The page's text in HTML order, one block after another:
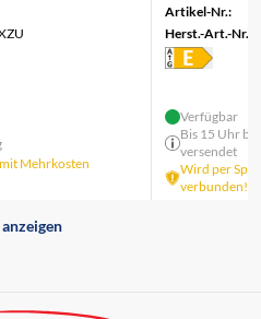
Mehrkosten
Artikel-Nr.:
Herst.-Art.-Nr.:
Verfügbar
Bis 15 Uhr
versendet
Wird per
verbunden!